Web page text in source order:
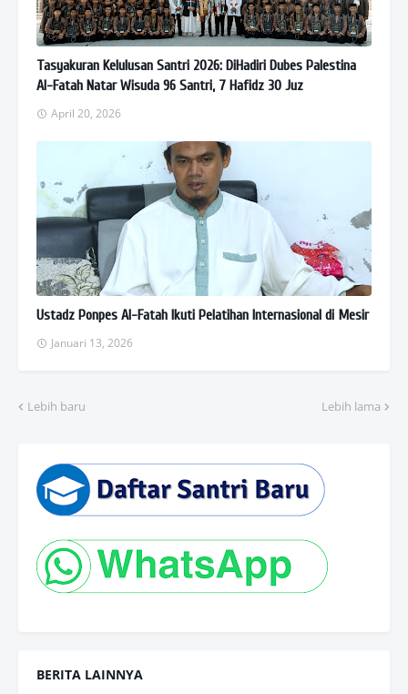
Tasyakuran Kelulusan Santri 2026: DiHadiri Dubes Palestina
Al-Fatah Natar Wisuda 96 Santri, 7 Hafidz 30 Juz
April 20, 2026
Ustadz Ponpes Al-Fatah Ikuti Pelatihan Internasional di Mesir
Januari 13, 2026
Lebih baru Lebih lama
BERITA LAINNYA